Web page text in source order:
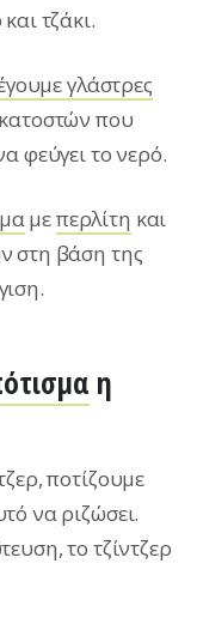
τζάκι.
γλάστρες
που
φεύγει το νερό.
μεπερλίτη και
στη βάση της
η
ποτίζουμε
να ριζώσει.
το τζίντζερ